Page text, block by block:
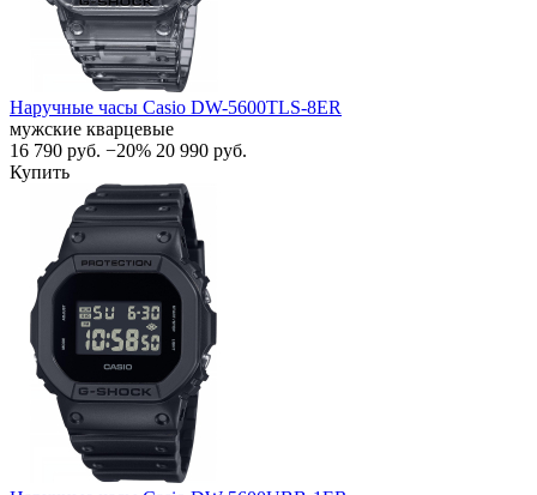
Наручные часы Casio DW-5600TLS-8ER
мужские кварцевые
16 790 руб. −20% 20 990 руб.
Купить